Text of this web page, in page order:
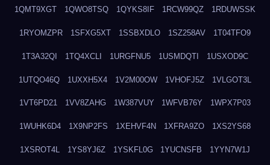
1QMT9XGT 1QWO8TSQ 1QYKS8IF 1RCW99QZ 1RDUWSSK
1RYOMZPR 1SFXG5XT 1SSBXDLO 1SZ258AV 1T04TFO9
1T3A32QI 1TQ4XCLI 1URGFNU5 1USMDQTI 1USXOD9C
1UTQO46Q 1UXXH5X4 1V2M00OW 1VHOFJ5Z 1VLGOT3L
1VT6PD21 1VV8ZAHG 1W387VUY 1WFVB76Y 1WPX7P03
1WUHK6D4 1X9NP2FS 1XEHVF4N 1XFRA9ZO 1XS2YS68
1XSROT4L 1YS8YJ6Z 1YSKFL0G 1YUCNSFB 1YYN7W1J